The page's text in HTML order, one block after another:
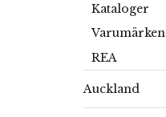
Kataloger
Varumärken
REA
Auckland